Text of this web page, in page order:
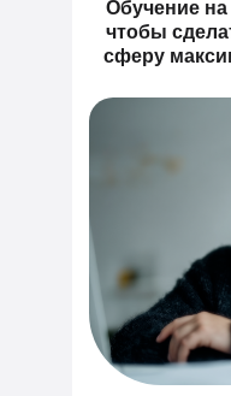
Обучение на
чтобы
сферу